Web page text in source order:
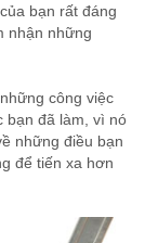
bạn rất đáng
nhận những
công việc
bạn đã làm, vì nó
những điều bạn
để tiến xa hơn